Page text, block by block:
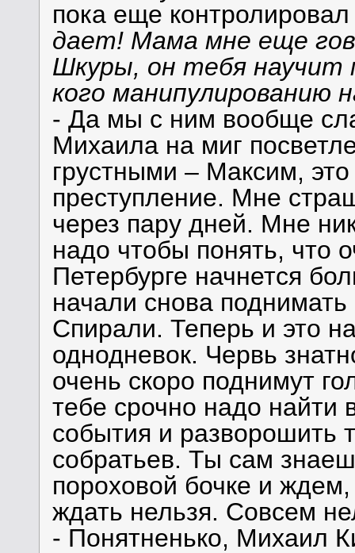
пока еще
дает! Мама мне еще
Шкуры, он тебя научит
кого манипулированию
- Да мы с ним вообще
Михаила на миг
грустными – Максим,
преступление. Мне
через пару дней. Мне
надо чтобы понять, что
Петербурге начнется
начали снова
Спирали. Теперь и это
однодневок. Червь
очень скоро поднимут
тебе срочно надо найти
события и разворошить
собратьев. Ты сам
пороховой бочке и
ждать нельзя. Совсем
- Понятненько, Михаил